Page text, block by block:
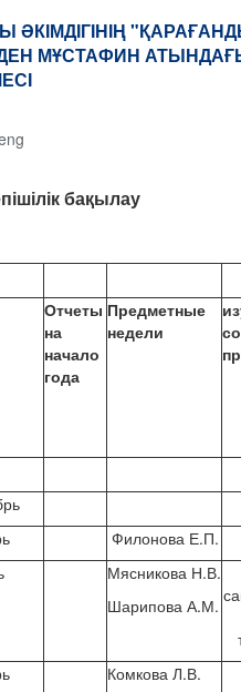
МҰСТАФИН
бақылау
Отчеты
на
начало
года
Предметные
недели
Филонова Е.П.
Мясникова Н.В.
Шарипова А.М.
Комкова Л.В.